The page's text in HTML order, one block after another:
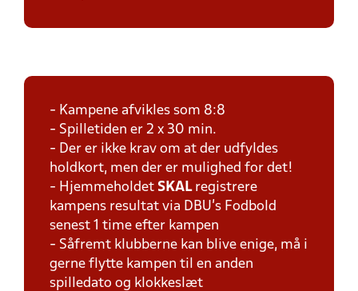
- Kampene afvikles som 8:8
- Spilletiden er 2 x 30 min.
- Der er ikke krav om at der udfyldes
holdkort, men der er mulighed for det!
- Hjemmeholdet SKAL registrere
kampens resultat via DBU's Fodbold
senest 1 time efter kampen
- Såfremt klubberne kan blive enige, må i
gerne flytte kampen til en anden
spilledato og klokkeslæt